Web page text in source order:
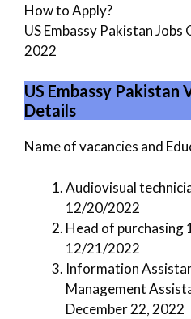
How to Apply?
US Embassy Pakistan
2022
US Embassy Pakistan
Details
Name of vacancies and
Audiovisual
12/20/2022
Head of purchasing
12/21/2022
Information
Management
December 22, 2022